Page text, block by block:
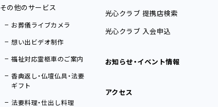
その他のサービス
お葬儀ライブカメラ
想い出ビデオ制作
福祉対応霊柩車のご案内
香典返し・仏壇仏具・法要
ギフト
法要料理・仕出し料理
光心クラブ 提携店検索
光心クラブ 入会申込
お知らせ・イベント情報
アクセス